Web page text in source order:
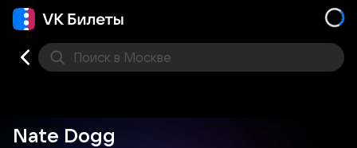
Поиск в Москве
Nate Dogg